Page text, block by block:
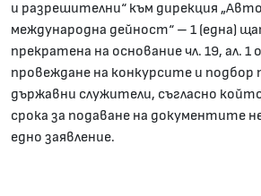
и разрешителни“ към дирекция
международна дейност“ – 1 (една)
прекратена на основание чл. 19, ал.
провеждане на конкурсите и подбор
държавни служители, съгласно
срока за подаване на документите
едно заявление.